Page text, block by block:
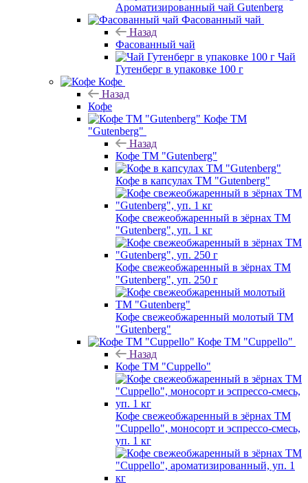
Ароматизированный чай Gutenberg
Фасованный чай
Назад
Фасованный чай
Чай
Гутенберг в упаковке 100 г
Кофе
Назад
Кофе
Кофе ТМ
"Gutenberg"
Назад
Кофе ТМ "Gutenberg"
Кофе в капсулах ТМ "Gutenberg"
Кофе свежеобжаренный в зёрнах ТМ
"Gutenberg", уп. 1 кг
Кофе свежеобжаренный в зёрнах ТМ
"Gutenberg", уп. 250 г
Кофе свежеобжаренный молотый ТМ
"Gutenberg"
Кофе ТМ "Cuppello"
Назад
Кофе ТМ "Cuppello"
Кофе свежеобжаренный в зёрнах ТМ
"Cuppello", моносорт и эспрессо-смесь,
уп. 1 кг